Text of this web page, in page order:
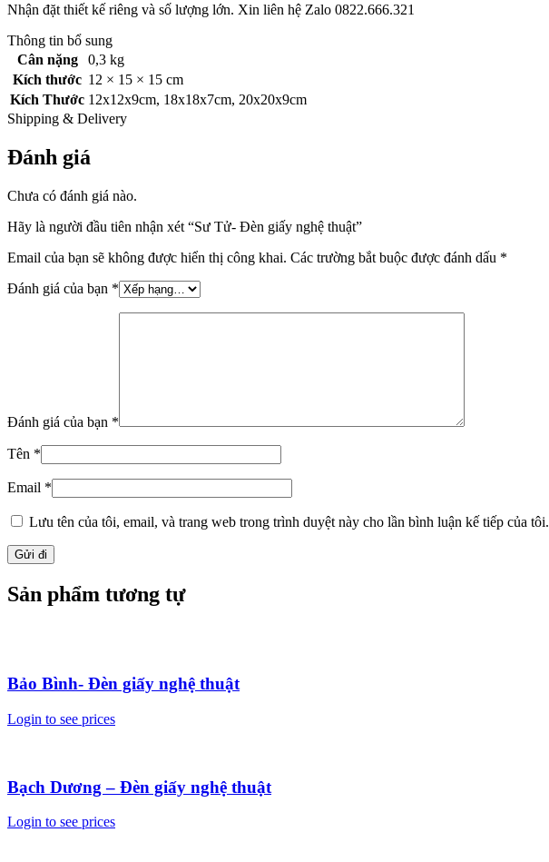
Nhận đặt thiết kế riêng và số lượng lớn. Xin liên hệ Zalo 0822.666.321
Thông tin bổ sung
Cân nặng
0,3 kg
Kích thước 12 × 15 × 15 cm
Kích Thước 12x12x9cm, 18x18x7cm, 20x20x9cm
Shipping & Delivery
Đánh giá
Chưa có đánh giá nào.
Hãy là người đầu tiên nhận xét “Sư Tử- Đèn giấy nghệ thuật”
Email của bạn sẽ không được hiển thị công khai. Các trường bắt buộc được đánh dấu *
Đánh giá của bạn *
Đánh giá của bạn *
Tên *
Email *
Lưu tên của tôi, email, và trang web trong trình duyệt này cho lần bình luận kế tiếp của tôi.
Sản phẩm tương tự
Bảo Bình- Đèn giấy nghệ thuật
Login to see prices
Bạch Dương – Đèn giấy nghệ thuật
Login to see prices